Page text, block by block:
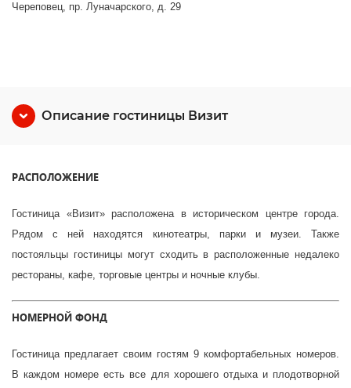
Череповец, пр. Луначарского, д. 29
Описание гостиницы Визит
РАСПОЛОЖЕНИЕ
Гостиница «Визит» расположена в историческом центре города.
Рядом с ней находятся кинотеатры, парки и музеи. Также
постояльцы гостиницы могут сходить в расположенные недалеко
рестораны, кафе, торговые центры и ночные клубы.
НОМЕРНОЙ ФОНД
Гостиница предлагает своим гостям 9 комфортабельных номеров.
В каждом номере есть все для хорошего отдыха и плодотворной